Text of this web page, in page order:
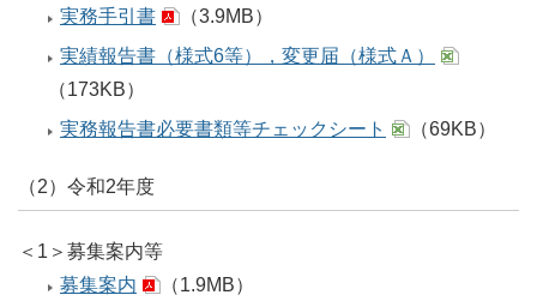
実務手引書
（3.9MB）
実績報告書（様式6等），変更届（様式Ａ）
（173KB）
実務報告書必要書類等チェックシート
（69KB）
（2）令和2年度
＜1＞募集案内等
募集案内
（1.9MB）